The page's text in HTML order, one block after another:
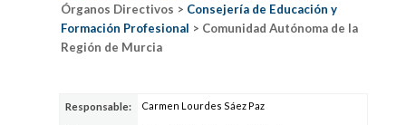
Órganos Directivos > Consejería de Educación y
Formación Profesional > Comunidad Autónoma de la
Región de Murcia
Responsable: Carmen Lourdes Sáez Paz